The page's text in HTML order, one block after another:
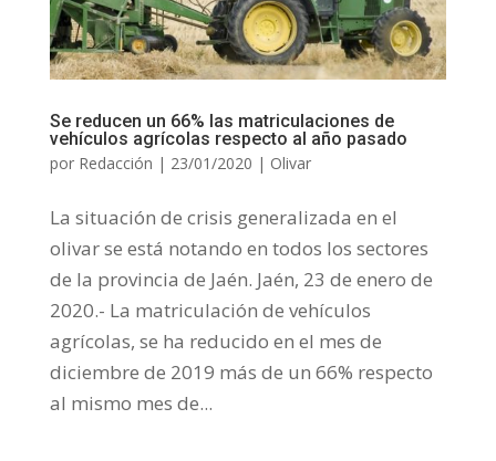
Se reducen un 66% las matriculaciones de
vehículos agrícolas respecto al año pasado
por Redacción | 23/01/2020 | Olivar
La situación de crisis generalizada en el
olivar se está notando en todos los sectores
de la provincia de Jaén. Jaén, 23 de enero de
2020.- La matriculación de vehículos
agrícolas, se ha reducido en el mes de
diciembre de 2019 más de un 66% respecto
al mismo mes de...